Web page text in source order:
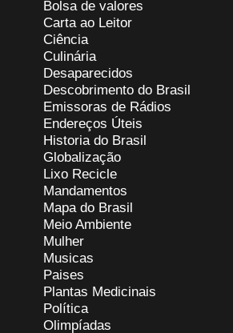
Bolsa de valores
Carta ao Leitor
Ciência
Culinária
Desaparecidos
Descobrimento do Brasil
Emissoras de Rádios
Endereços Úteis
Historia do Brasil
Globalização
Lixo Recicle
Mandamentos
Mapa do Brasil
Meio Ambiente
Mulher
Musicas
Paises
Plantas Medicinais
Política
Olimpíadas